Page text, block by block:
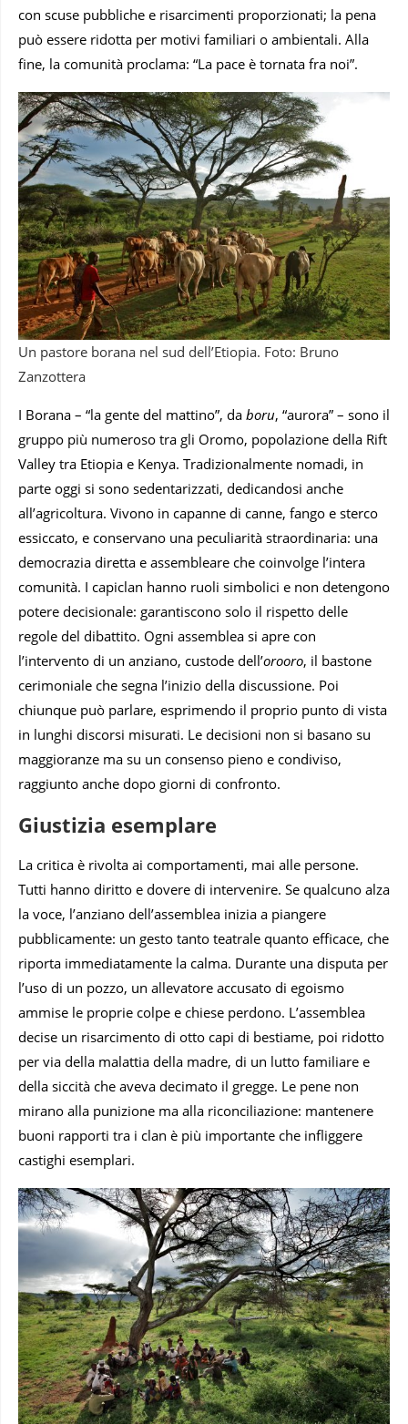
con scuse pubbliche e risarcimenti proporzionati; la pena
può essere ridotta per motivi familiari o ambientali. Alla
fine, la comunità proclama: “La pace è tornata fra noi”.
Un pastore borana nel sud dell’Etiopia. Foto: Bruno
Zanzottera
I Borana – “la gente del mattino”, da boru, “aurora” – sono il
gruppo più numeroso tra gli Oromo, popolazione della Rift
Valley tra Etiopia e Kenya. Tradizionalmente nomadi, in
parte oggi si sono sedentarizzati, dedicandosi anche
all’agricoltura. Vivono in capanne di canne, fango e sterco
essiccato, e conservano una peculiarità straordinaria: una
democrazia diretta e assembleare che coinvolge l’intera
comunità. I capiclan hanno ruoli simbolici e non detengono
potere decisionale: garantiscono solo il rispetto delle
regole del dibattito. Ogni assemblea si apre con
l’intervento di un anziano, custode dell’orooro, il bastone
cerimoniale che segna l’inizio della discussione. Poi
chiunque può parlare, esprimendo il proprio punto di vista
in lunghi discorsi misurati. Le decisioni non si basano su
maggioranze ma su un consenso pieno e condiviso,
raggiunto anche dopo giorni di confronto.
Giustizia esemplare
La critica è rivolta ai comportamenti, mai alle persone.
Tutti hanno diritto e dovere di intervenire. Se qualcuno alza
la voce, l’anziano dell’assemblea inizia a piangere
pubblicamente: un gesto tanto teatrale quanto efficace, che
riporta immediatamente la calma. Durante una disputa per
l’uso di un pozzo, un allevatore accusato di egoismo
ammise le proprie colpe e chiese perdono. L’assemblea
decise un risarcimento di otto capi di bestiame, poi ridotto
per via della malattia della madre, di un lutto familiare e
della siccità che aveva decimato il gregge. Le pene non
mirano alla punizione ma alla riconciliazione: mantenere
buoni rapporti tra i clan è più importante che infliggere
castighi esemplari.